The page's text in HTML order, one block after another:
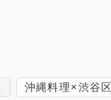
沖縄料理×渋谷区